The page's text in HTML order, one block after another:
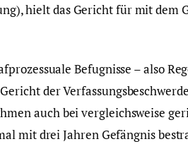
hielt das Gericht für mit dem
Befugnisse – also
der
auch bei vergleichsweise
mit drei Jahren Gefängnis